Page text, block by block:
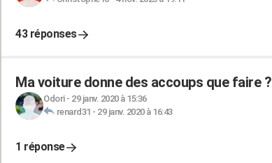
43 réponses
Ma voiture donne des accoups que faire ?
Odori- 29 janv. 2020 à 15:36
renard31 - 29 janv. 2020 à 16:43
1 réponse